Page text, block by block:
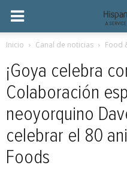
Inicio Canal de noticias Food
¡Goya celebra
Colaboración
neoyorquino
celebrar el 80
Foods